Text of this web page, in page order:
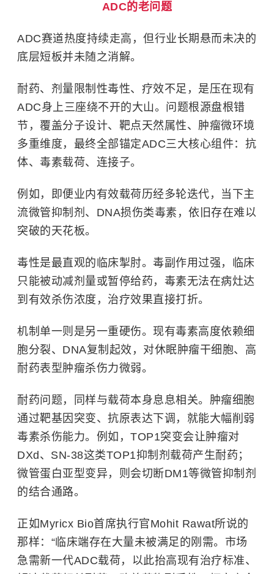
ADC的老问题
ADC赛道热度持续走高，但行业长期悬而未决的
底层短板并未随之消解。
耐药、剂量限制性毒性、疗效不足，是压在现有
ADC身上三座绕不开的大山。问题根源盘根错
节，覆盖分子设计、靶点天然属性、肿瘤微环境
多重维度，最终全部锚定ADC三大核心组件：抗
体、毒素载荷、连接子。
例如，即便业内有效载荷历经多轮迭代，当下主
流微管抑制剂、DNA损伤类毒素，依旧存在难以
突破的天花板。
毒性是最直观的临床掣肘。毒副作用过强，临床
只能被动减剂量或暂停给药，毒素无法在病灶达
到有效杀伤浓度，治疗效果直接打折。
机制单一则是另一重硬伤。现有毒素高度依赖细
胞分裂、DNA复制起效，对休眠肿瘤干细胞、高
耐药表型肿瘤杀伤力微弱。
耐药问题，同样与载荷本身息息相关。肿瘤细胞
通过靶基因突变、抗原表达下调，就能大幅削弱
毒素杀伤能力。例如，TOP1突变会让肿瘤对
DXd、SN-38这类TOP1抑制剂载荷产生耐药；
微管蛋白亚型变异，则会切断DM1等微管抑制剂
的结合通路。
正如Myricx Bio首席执行官Mohit Rawat所说的
那样：“临床端存在大量未被满足的刚需。市场
急需新一代ADC载荷，以此抬高现有治疗标准、